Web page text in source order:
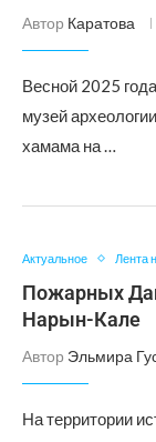
Автор Каратова
Весной 2025
музей
хамама на …
Актуальное Лента
Пожарных
Нарын-Кале
Автор Эльмира
На территории